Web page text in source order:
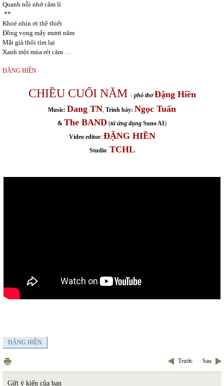
Quanh nỗi nhớ câm lì
**
Khoé nhìn ơi thê thiết
Đồng vọng mấy mươi năm
Mắt già thôi tìm lại
Xanh một mùa rét căm …
ĐẶNG HIỀN
CHIỀU CUỐI NĂM - phổ thơ Đặng Hiền
Music: Dang TN, Trình bày: Ngọc Tuấn
& The BAND (từ ứng dụng Suno AI)
Video editor: ĐẶNG HIỀN
Studio: TCHL
ĐẶNG HIỀN
Trước Sau
Gửi ý kiến của bạn